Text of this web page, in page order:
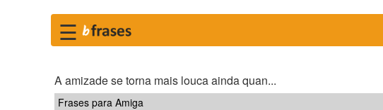
☰
A amizade se torna mais louca ainda quan...
Frases para Amiga